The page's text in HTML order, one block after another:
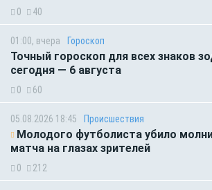
0 40
01:00, вчера Гороскоп
Точный гороскоп для всех знаков
сегодня — 6 августа
0 60
05.08.2026 18:45 Происшествия
Молодого футболиста убило
матча на глазах зрителей
0 212